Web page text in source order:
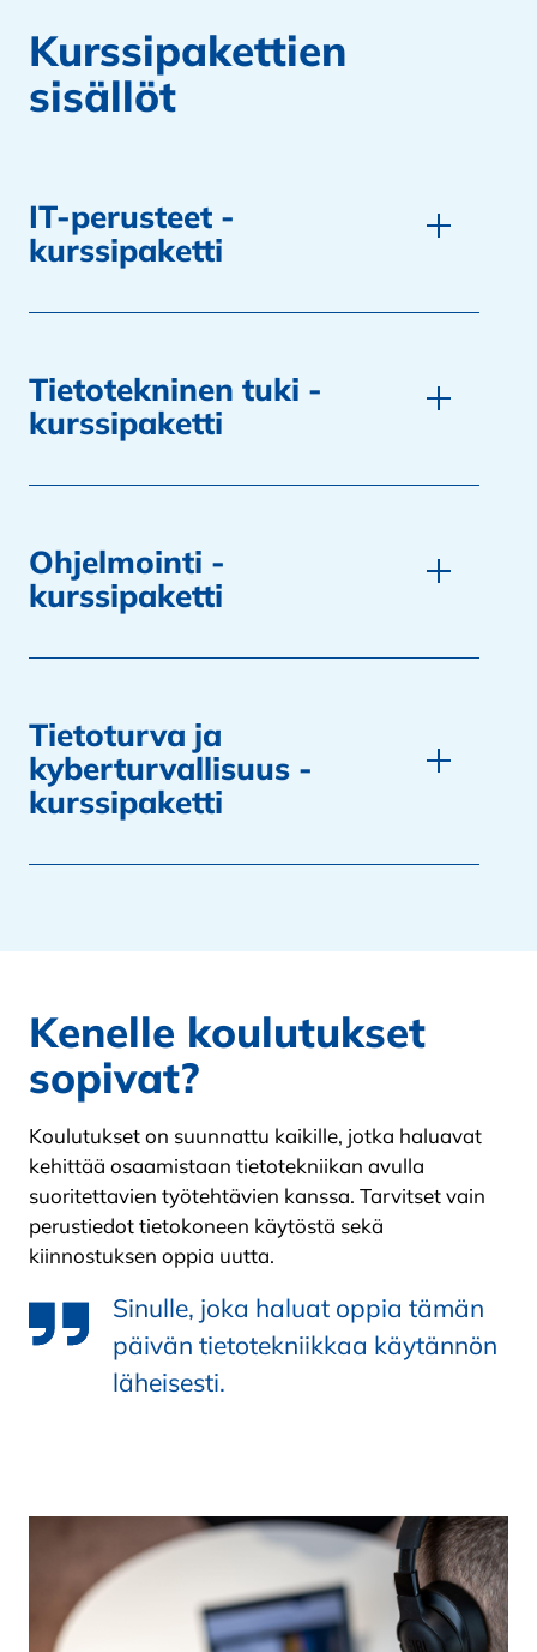
Kurssipakettien
sisällöt
IT-perusteet -
kurssipaketti
Tietotekninen tuki -
kurssipaketti
Ohjelmointi -
kurssipaketti
Tietoturva ja
kyberturvallisuus -
kurssipaketti
Kenelle koulutukset
sopivat?
Koulutukset on suunnattu kaikille, jotka haluavat
kehittää osaamistaan tietotekniikan avulla
suoritettavien työtehtävien kanssa. Tarvitset vain
perustiedot tietokoneen käytöstä sekä
kiinnostuksen oppia uutta.
Sinulle, joka haluat oppia tämän
päivän tietotekniikkaa käytännön
läheisesti.